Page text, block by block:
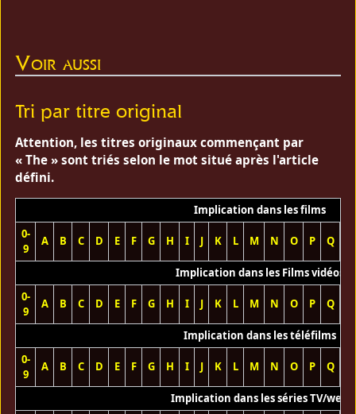
Voir aussi
Tri par titre original
Attention, les titres originaux commençant par
« The » sont triés selon le mot situé après l'article
défini.
Implication dans les films
0-
9
A B C D E F G H I J K L M N O P Q
Implication dans les Films vidéos
0-
9
A B C D E F G H I J K L M N O P Q
Implication dans les téléfilms
0-
9
A B C D E F G H I J K L M N O P Q
Implication dans les séries TV/web